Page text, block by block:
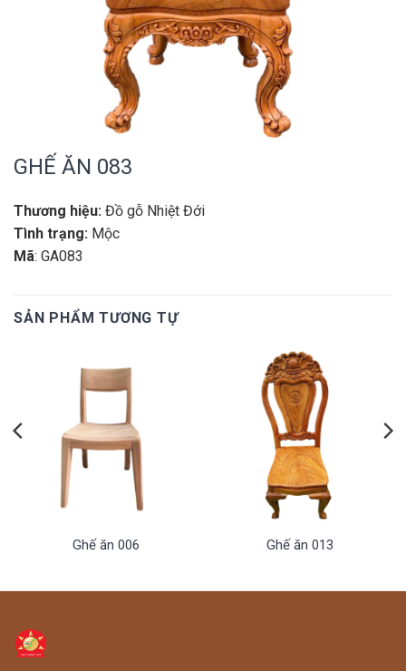
GHẾ ĂN 083
Thương hiệu: Đồ gỗ Nhiệt Đới
Tình trạng: Mộc
Mã: GA083
SẢN PHẨM TƯƠNG TỰ
Ghế ăn 006 Ghế ăn 013